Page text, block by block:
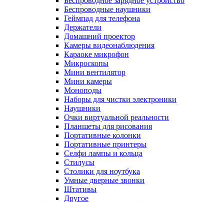
Беспроводные наушники
Геймпад для телефона
Держатели
Домашний проектор
Камеры видеонаблюдения
Караоке микрофон
Микроскопы
Мини вентилятор
Мини камеры
Моноподы
Наборы для чистки электроники
Наушники
Очки виртуальной реальности
Планшеты для рисования
Портативные колонки
Портативные принтеры
Селфи лампы и кольца
Стилусы
Столики для ноутбука
Умные дверные звонки
Штативы
Другое